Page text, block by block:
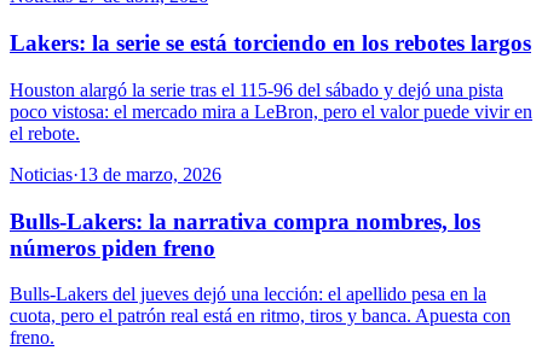
Lakers: la serie se está torciendo en los rebotes largos
Houston alargó la serie tras el 115-96 del sábado y dejó una pista
poco vistosa: el mercado mira a LeBron, pero el valor puede vivir en
el rebote.
Noticias·13 de marzo, 2026
Bulls-Lakers: la narrativa compra nombres, los
números piden freno
Bulls-Lakers del jueves dejó una lección: el apellido pesa en la
cuota, pero el patrón real está en ritmo, tiros y banca. Apuesta con
freno.